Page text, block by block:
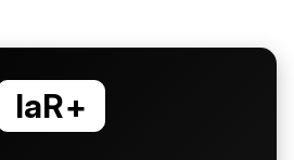
laR+